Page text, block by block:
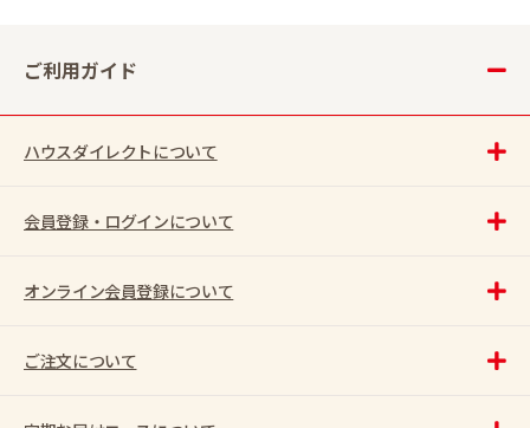
ご利用ガイド
ハウスダイレクトについて
会員登録・ログインについて
オンライン会員登録について
ご注文について